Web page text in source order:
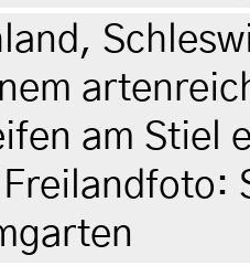
am Stiel